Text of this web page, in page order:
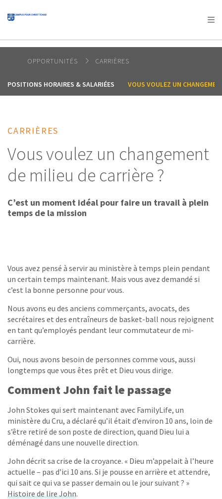
AFRICA
OCEANIA
OPPORTUNITÉS CARRIÈRES
POSITIONS HORAIRES & SALARIÉES VOUS VOULEZ UN
CARRIÈRES
Vous voulez un changement
de milieu de carrière ?
C’est un moment idéal pour faire un travail à plein
temps de la mission
Vous avez pensé à servir au ministère à temps plein pendant
un certain temps maintenant. Mais vous avez demandé si
c’est la bonne personne pour vous.
Nous avons eu des anciens commerçants, avocats, des
secrétaires et des entraîneurs de basket-ball nous rejoignent
en tant qu’employés pendant leur commutateur de mi-
carrière.
Oui, nous avons besoin de personnes comme vous, aussi
longtemps que vous êtes prêt et Dieu vous dirige.
Comment John fait le passage
John Stokes qui sert maintenant avec FamilyLife, un
ministère du Cru, a déclaré qu’il était d’environ 10 ans, loin de
s’être retiré de son poste de direction, quand Dieu lui a
déménagé dans une nouvelle direction.
John décrit sa crise de la croyance. « Dieu m’appelait à l’heure
actuelle – pas d’ici 10 ans. Si je pousse en arrière et attendre,
qui sait ce qui va se passer demain ou le jour suivant ? »
Histoire de lire John.